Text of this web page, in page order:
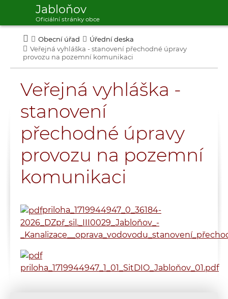
Obecní úřad
Úřední deska
Veřejná vyhláška - stanovení přechodné úpravy
provozu na pozemní komunikaci
Veřejná vyhláška -
stanovení
přechodné úpravy
provozu na pozemní
komunikaci
priloha_1719944947_0_36184-
2026_DZpř_sil._III0029_Jabloňov_-
priloha_1719944947_1_01_SitDIO_Jabloňov_01.pdf
Jabloňov
Oficiální stránky obce